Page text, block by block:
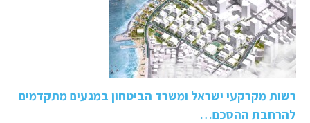
רשות מקרקעי ישראל ומשרד הביטחון במגעים מתקדמים
להרחבת ההסכם…